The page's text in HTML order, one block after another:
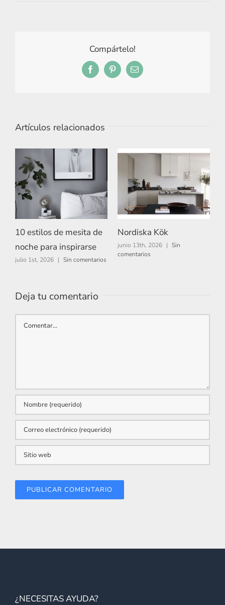
Compártelo!
FacebookPinterestCorreo
electrónico
Artículos relacionados
10 estilos de mesita de
noche para inspirarse
julio 1st, 2026 | Sin comentarios
Nordiska Kök
junio 13th, 2026 | Sin
comentarios
Deja tu comentario
¿NECESITAS AYUDA?